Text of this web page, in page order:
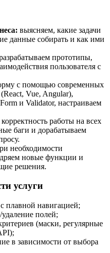
выясняем, какие задачи
данные собирать и как ими
прототипы,
пользователя с
с помощью современных
Vue, Angular),
и Validator, настраиваем
работы на всех
баги и дорабатываем
необходимости
новые функции и
решения.
услуги
плавной навигацией;
полей;
(маски, регулярные
в зависимости от выбора